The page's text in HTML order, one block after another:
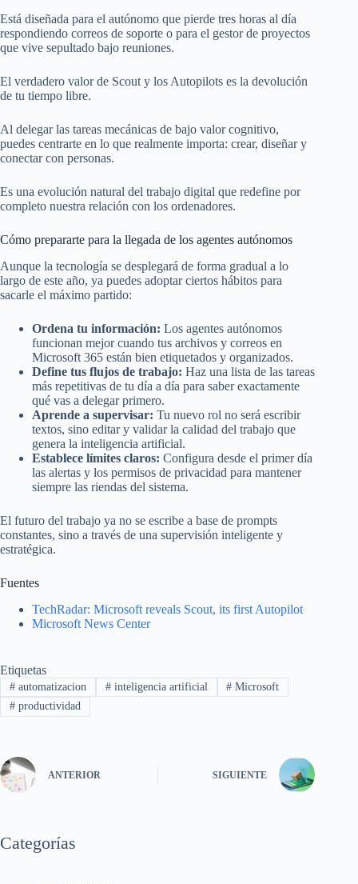
Está diseñada para el autónomo que pierde tres horas al día
respondiendo correos de soporte o para el gestor de proyectos
que vive sepultado bajo reuniones.
El verdadero valor de Scout y los Autopilots es la devolución
de tu tiempo libre.
Al delegar las tareas mecánicas de bajo valor cognitivo,
puedes centrarte en lo que realmente importa: crear, diseñar y
conectar con personas.
Es una evolución natural del trabajo digital que redefine por
completo nuestra relación con los ordenadores.
Cómo prepararte para la llegada de los agentes autónomos
Aunque la tecnología se desplegará de forma gradual a lo
largo de este año, ya puedes adoptar ciertos hábitos para
sacarle el máximo partido:
Ordena tu información: Los agentes autónomos
funcionan mejor cuando tus archivos y correos en
Microsoft 365 están bien etiquetados y organizados.
Define tus flujos de trabajo: Haz una lista de las tareas
más repetitivas de tu día a día para saber exactamente
qué vas a delegar primero.
Aprende a supervisar: Tu nuevo rol no será escribir
textos, sino editar y validar la calidad del trabajo que
genera la inteligencia artificial.
Establece límites claros: Configura desde el primer día
las alertas y los permisos de privacidad para mantener
siempre las riendas del sistema.
El futuro del trabajo ya no se escribe a base de prompts
constantes, sino a través de una supervisión inteligente y
estratégica.
Fuentes
TechRadar: Microsoft reveals Scout, its first Autopilot
Microsoft News Center
Etiquetas
#automatizacion #inteligencia artificial # Microsoft
#productividad
ANTERIOR SIGUIENTE
Categorías